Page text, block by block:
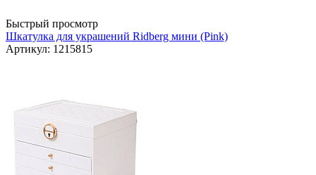
Быстрый просмотр
Шкатулка для украшений Ridberg мини (Pink)
Артикул: 1215815